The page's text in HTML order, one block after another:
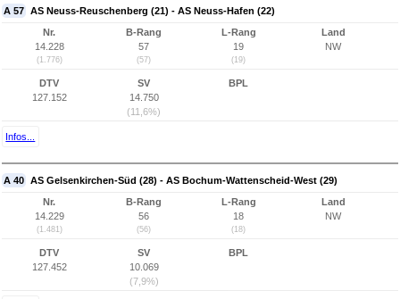
A 57 AS Neuss-Reuschenberg (21) - AS Neuss-Hafen (22)
Nr.
14.228
(1.776)
B-Rang
57
(57)
L-Rang
19
(19)
Land
NW
DTV
127.152
SV
14.750
(11,6%)
BPL
Infos...
A 40 AS Gelsenkirchen-Süd (28) - AS Bochum-Wattenscheid-West (29)
Nr.
14.229
(1.481)
B-Rang
56
(56)
L-Rang
18
(18)
Land
NW
DTV
127.452
SV
10.069
(7,9%)
BPL